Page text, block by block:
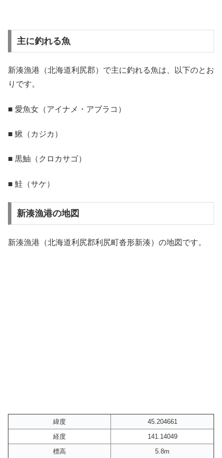
主に釣れる魚
新湊漁港（北海道利尻郡）で主に釣れる魚は、以下のとお
りです。
■ 愛魚女（アイナメ・アブラコ）
■ 鰍（カジカ）
■ 黒鮋（クロカサゴ）
■ 鮭（サケ）
新湊漁港の地図
新湊漁港（北海道利尻郡利尻町沓形新湊）の地図です。
緯度
45.204661
経度
141.14049
標高
5.8m